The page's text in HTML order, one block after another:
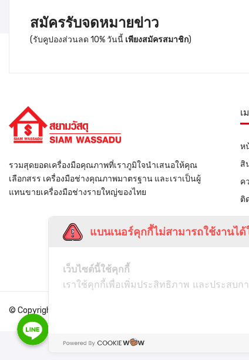
สมัครรับจดหมายข่าว
(รับคูปองส่วนลด 10% วันนี้ เพียงสมัครสมาชิก)
รวมสุดยอดเครื่องมือคุณภาพที่เราภูมิใจนำเสนอให้คุณ
เลือกสรร เครื่องมือช่างคุณภาพมาตรฐาน และเราเป็นผู้
แทนขายเครื่องมือช่างรายใหญ่ของไทย
เ
ห
สิ
ค
ติ
© Copyright
Line
แบนเนอร์คุกกี้ไม่สามารถใช้งานไ
เว็บไซต์นี้ใช้คุกกี้
เราใช้คุกกี้เพื่อเพิ่มประสิทธิภาพ และประสบ